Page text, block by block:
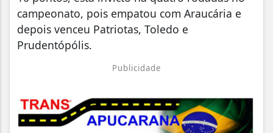
campeonato, pois empatou com Araucária e
depois venceu Patriotas, Toledo e
Prudentópólis.
Publicidade